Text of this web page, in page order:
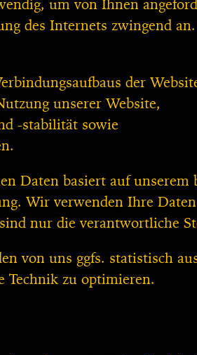
um von Ihnen
des Internets zwingend
der
unserer Website,
-stabilität sowie
Daten basiert auf unserem
Wir verwenden Ihre
nur die verantwortliche
von uns ggfs. statistisch
Technik zu optimieren.